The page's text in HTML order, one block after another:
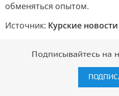
обменяться опытом.
Источник: Курские новости
Подписывайтесь на